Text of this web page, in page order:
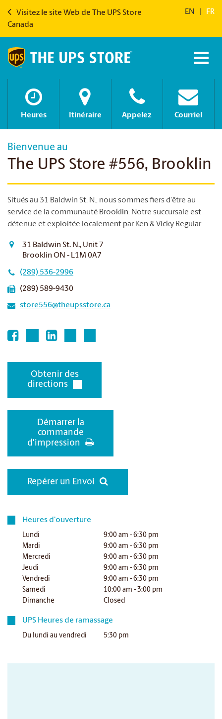
Visitez le site Web de The UPS Store
Canada
EN FR
Heures Itinéraire Appelez Courriel
Bienvenue au
The UPS Store #556, Brooklin
Situés au 31 Baldwin St. N., nous sommes fiers d'être au
service de la communauté Brooklin. Notre succursale est
détenue et exploitée localement par Ken & Vicky Regular
31 Baldwin St. N., Unit 7
Brooklin ON - L1M 0A7
(289) 536-2996
(289) 589-9430
store556@theupsstore.ca
Obtenir des
directions
Démarrer la
commande
d'impression
Repérer un Envoi
Heures d'ouverture
Lundi
9:00 am - 6:30 pm
Mardi
9:00 am - 6:30 pm
Mercredi
9:00 am - 6:30 pm
Jeudi
9:00 am - 6:30 pm
Vendredi
9:00 am - 6:30 pm
Samedi
10:00 am - 3:00 pm
Dimanche
Closed
UPS Heures de ramassage
Du lundi au vendredi 5:30 pm